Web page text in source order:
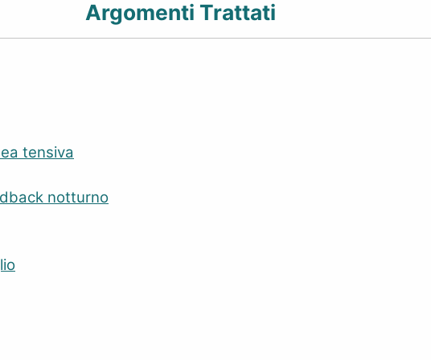
Argomenti Trattati
tensiva
notturno